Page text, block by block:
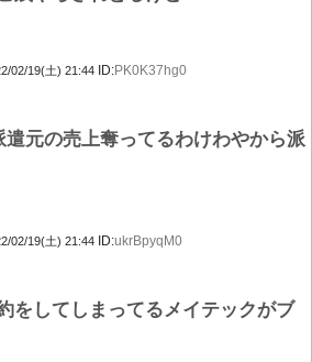
02/19(土) 21:44 ID:PK0K37hg0
元の売上奪ってるわけわやから派
02/19(土) 21:44 ID:ukrBpyqM0
をしてしまってるメイテックがブ